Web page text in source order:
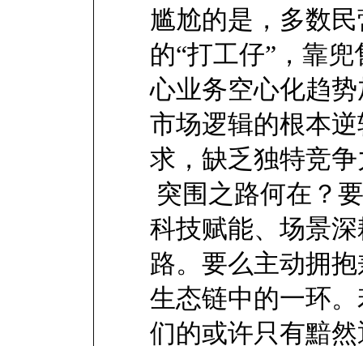
尴尬的是，多数
的“打工仔”，靠
心业务空心化趋
市场逻辑的根本
求，缺乏独特竞
突围之路何在？
科技赋能、场景
路。要么主动拥
生态链中的一环
们的或许只有黯